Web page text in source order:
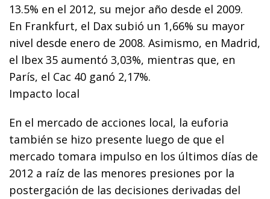
13.5% en el 2012, su mejor año desde el 2009.
En Frankfurt, el Dax subió un 1,66% su mayor
nivel desde enero de 2008. Asimismo, en Madrid,
el Ibex 35 aumentó 3,03%, mientras que, en
París, el Cac 40 ganó 2,17%.
Impacto local
En el mercado de acciones local, la euforia
también se hizo presente luego de que el
mercado tomara impulso en los últimos días de
2012 a raíz de las menores presiones por la
postergación de las decisiones derivadas del